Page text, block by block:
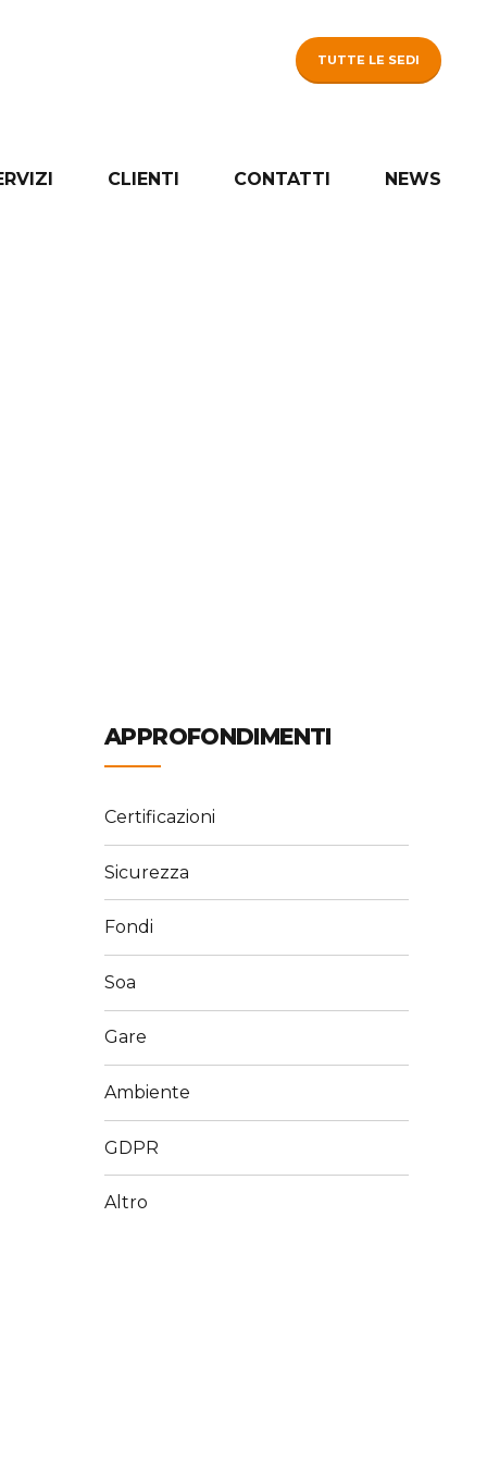
TUTTE LE SEDI
CLIENTI CONTATTI NEWS
APPROFONDIMENTI
Certificazioni
Sicurezza
Fondi
Soa
Gare
Ambiente
GDPR
Altro